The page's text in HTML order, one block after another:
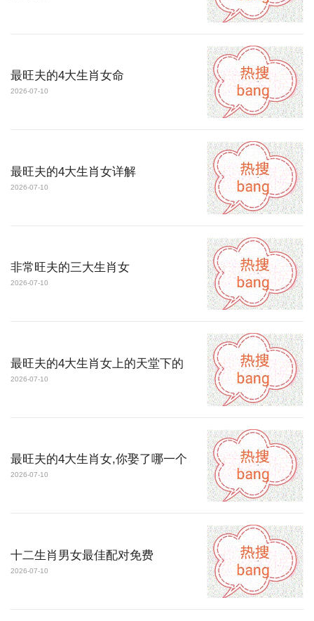
最旺夫的4大生肖女命
2026-07-10
最旺夫的4大生肖女详解
2026-07-10
非常旺夫的三大生肖女
2026-07-10
最旺夫的4大生肖女上的天堂下的
2026-07-10
最旺夫的4大生肖女,你娶了哪一个
2026-07-10
十二生肖男女最佳配对免费
2026-07-10